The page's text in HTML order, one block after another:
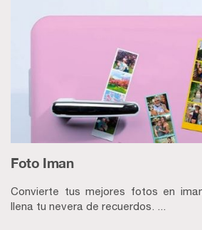
Foto Iman
Convierte tus mejores fotos en
llena tu nevera de recuerdos. ...